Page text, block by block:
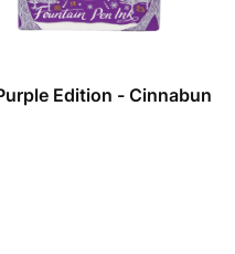
Edition - Cinnabun